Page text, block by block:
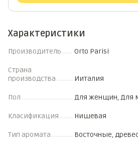
Характеристики
Производитель Orto Parisi
Страна
производства
Ииталия
Пол Для женщин, Для
Класификация Нишевая
Тип аромата Восточные,